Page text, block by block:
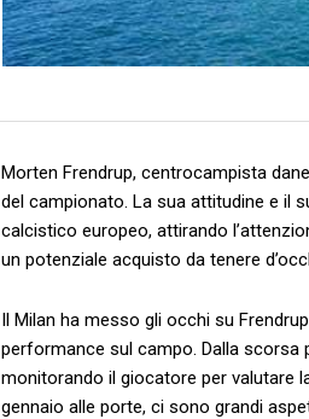
Morten Frendrup, centrocampista
‌del campionato. La sua attitudine e il
calcistico ⁢europeo, ‌attirando
un⁣ potenziale acquisto da tenere
Il Milan ha messo gli occhi su‌
performance‍ sul campo. Dalla
monitorando il giocatore per valutare
gennaio alle‍ porte, ci sono grandi